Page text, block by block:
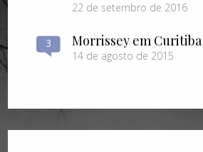
22 de setembro de 2016
3 Morrissey em Curitiba
14 de agosto de 2015